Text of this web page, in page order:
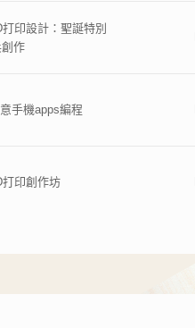
印設計：聖誕特別
作
手機apps編程
打印創作坊